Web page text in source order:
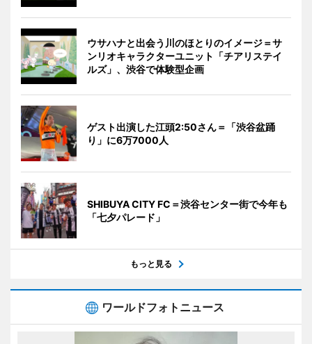
ウサハナと出会う川のほとりのイメージ＝サ
ンリオキャラクターユニット「チアリステイ
ルズ」、渋谷で体験型企画
ゲスト出演した江頭2:50さん＝「渋谷盆踊
り」に6万7000人
SHIBUYA CITY FC＝渋谷センター街で今年も
「七夕パレード」
もっと見る
ワールドフォトニュース